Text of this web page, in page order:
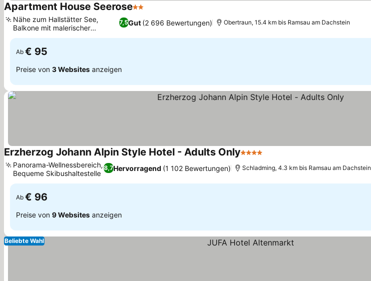
Apartment House Seerose2 Sterne
7,5Gut (2 696 Bewertungen)
Nähe zum Hallstätter See,
Balkone mit malerischer
Aussicht
Obertraun, 15.4 km bis Ramsau am Dachstein
Ab € 95
Preise von 3 Websites anzeigen
Erzherzog Johann Alpin Style Hotel - Adults Only4 Sterne
8,7Hervorragend (1 102 Bewertungen)
Panorama-Wellnessbereich,
Bequeme Skibushaltestelle
Schladming, 4.3 km bis Ramsau am Dachstein
Ab € 96
Preise von 9 Websites anzeigen
Beliebte Wahl